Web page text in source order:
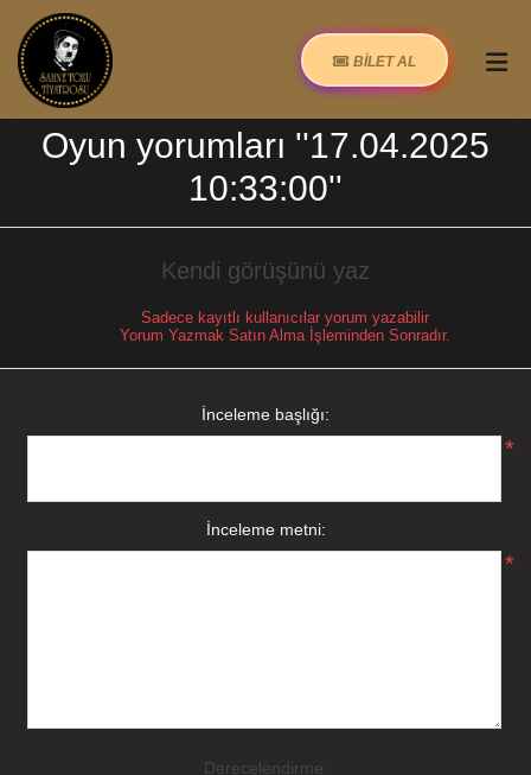
BİLET AL
Oyun yorumları
17.04.2025
10:33:00
Kendi görüşünü yaz
Sadece kayıtlı kullanıcılar yorum yazabilir
Yorum Yazmak Satın Alma İşleminden Sonradır.
İnceleme başlığı:
*
İnceleme metni:
*
Derecelendirme: